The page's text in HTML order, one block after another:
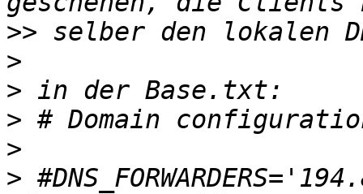
>>
>
>
>
>
>